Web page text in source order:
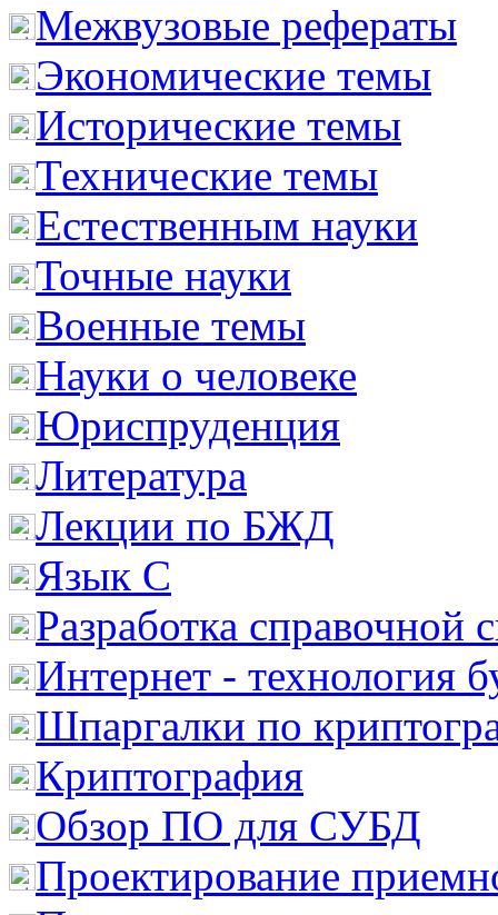
Межвузовые рефераты
Экономические темы
Исторические темы
Технические темы
Естественным науки
Точные науки
Военные темы
Науки о человеке
Юриспруденция
Литература
Лекции по БЖД
Язык С
Разработка справочной
Интернет - технология
Шпаргалки по
Криптография
Обзор ПО для СУБД
Проектирование